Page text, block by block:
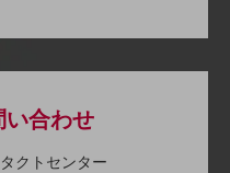
い合わせ
クトセンター